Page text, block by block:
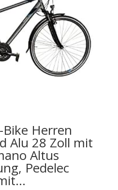
Herren
Alu 28 Zoll mit
Altus
Pedelec